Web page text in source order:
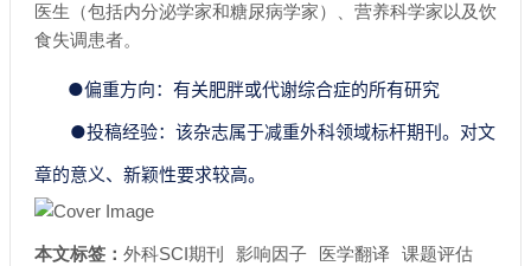
医生（包括内分泌学家和糖尿病学家）、营养科学家以及饮
食失调患者。
●偏重方向：有关肥胖或代谢综合症的所有研究
●投稿经验：该杂志属于减重外科领域标杆期刊。对文
章的意义、新颖性要求较高。
本文标签： 外科SCI期刊 影响因子 医学翻译
课题评估